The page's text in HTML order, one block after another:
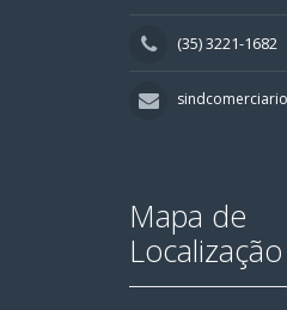
(35) 3221-1682
Mapa de
Localização